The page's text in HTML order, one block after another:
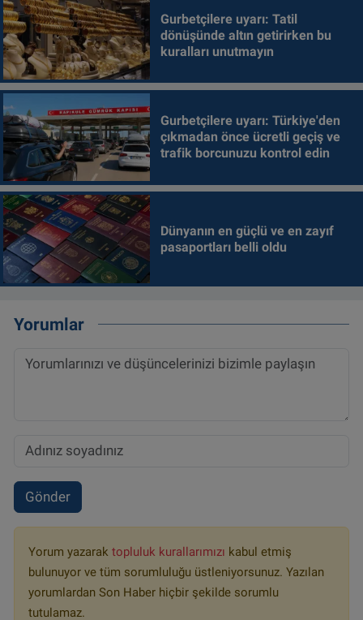
Gurbetçilere uyarı: Tatil
dönüşünde altın getirirken bu
kuralları unutmayın
Gurbetçilere uyarı: Türkiye'den
çıkmadan önce ücretli geçiş ve
trafik borcunuzu kontrol edin
Dünyanın en güçlü ve en zayıf
pasaportları belli oldu
Yorumlar
Gönder
Yorum yazarak topluluk kurallarımızı kabul etmiş
bulunuyor ve tüm sorumluluğu üstleniyorsunuz. Yazılan
yorumlardan Son Haber hiçbir şekilde sorumlu
tutulamaz.